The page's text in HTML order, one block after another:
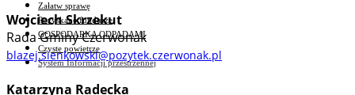
Załatw sprawę
Pozyskane fundusze
GOSPODARKA ODPADAMI
Czyste powietrze
System Informacji przestrzennej
Wojciech Skrzekut
Rada Gminy Czerwonak
blazej.sienkowski@pozytek.czerwonak.pl
Katarzyna Radecka